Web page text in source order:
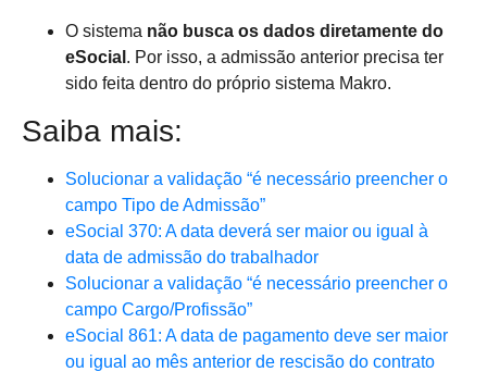
O sistema não busca os dados diretamente do
eSocial . Por isso, a admissão anterior precisa ter
sido feita dentro do próprio sistema Makro.
Saiba mais:
Solucionar a validação “é necessário preencher o
campo Tipo de Admissão”
eSocial 370: A data deverá ser maior ou igual à
data de admissão do trabalhador
Solucionar a validação “é necessário preencher o
campo Cargo/Profissão”
eSocial 861: A data de pagamento deve ser maior
ou igual ao mês anterior de rescisão do contrato